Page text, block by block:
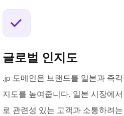
글로벌 인지도
.jp 도메인은 브랜드를 일본과 즉
지도를 높여줍니다. 일본 시장에
로 관련성 있는 고객과 소통하려